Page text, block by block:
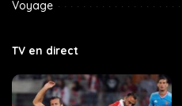
Voyage
TV en direct